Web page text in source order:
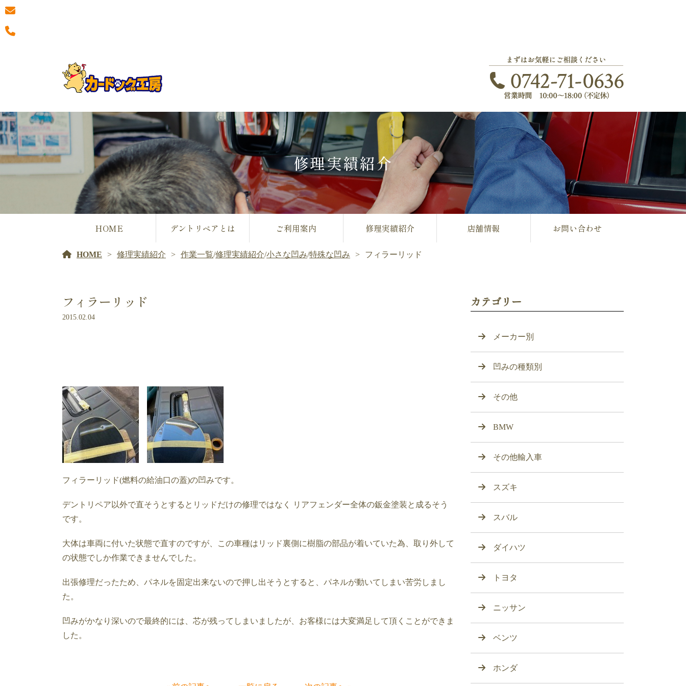
修理実績紹介
HOME デントリペアとは ご利用案内 修理実績紹介 店舗情報 お問い合わせ
HOME 修理実績紹介 作業一覧/修理実績紹介/小さな凹み/特殊な凹み フィラーリッド
フィラーリッド
2015.02.04
フィラーリッド(燃料の給油口の蓋)の凹みです。
デントリペア以外で直そうとするとリッドだけの修理ではなく リアフェンダー全体の鈑金塗装と成るそう
です。
大体は車両に付いた状態で直すのですが、この車種はリッド裏側に樹脂の部品が着いていた為、取り外して
の状態でしか作業できませんでした。
出張修理だったため、パネルを固定出来ないので押し出そうとすると、パネルが動いてしまい苦労しまし
た。
凹みがかなり深いので最終的には、芯が残ってしまいましたが、お客様には大変満足して頂くことができま
した。
カテゴリー
メーカー別
凹みの種類別
その他
BMW
その他輸入車
スズキ
スバル
ダイハツ
トヨタ
ニッサン
ベンツ
ホンダ